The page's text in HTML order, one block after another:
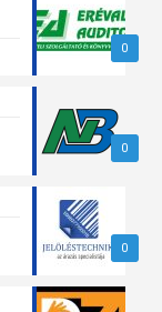
0
0
0